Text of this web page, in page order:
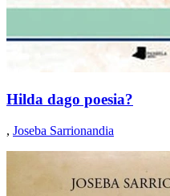
Hilda dago poesia?
, Joseba Sarrionandia